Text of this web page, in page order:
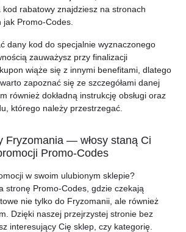
kod rabatowy znajdziesz na stronach
Promo-Codes.
dany kod do specjalnie wyznaczonego
zauważysz przy finalizacji
wiąże się z innymi benefitami, dlatego
zapoznać się ze szczegółami danej
również dokładną instrukcję obsługi oraz
którego należy przestrzegać.
Fryzomania — włosy staną Ci
Promo-Codes
w swoim ulubionym sklepie?
stronę Promo-Codes, gdzie czekają
nie tylko do Fryzomanii, ale również
Dzięki naszej przejrzystej stronie bez
interesujący Cię sklep, czy kategorię.